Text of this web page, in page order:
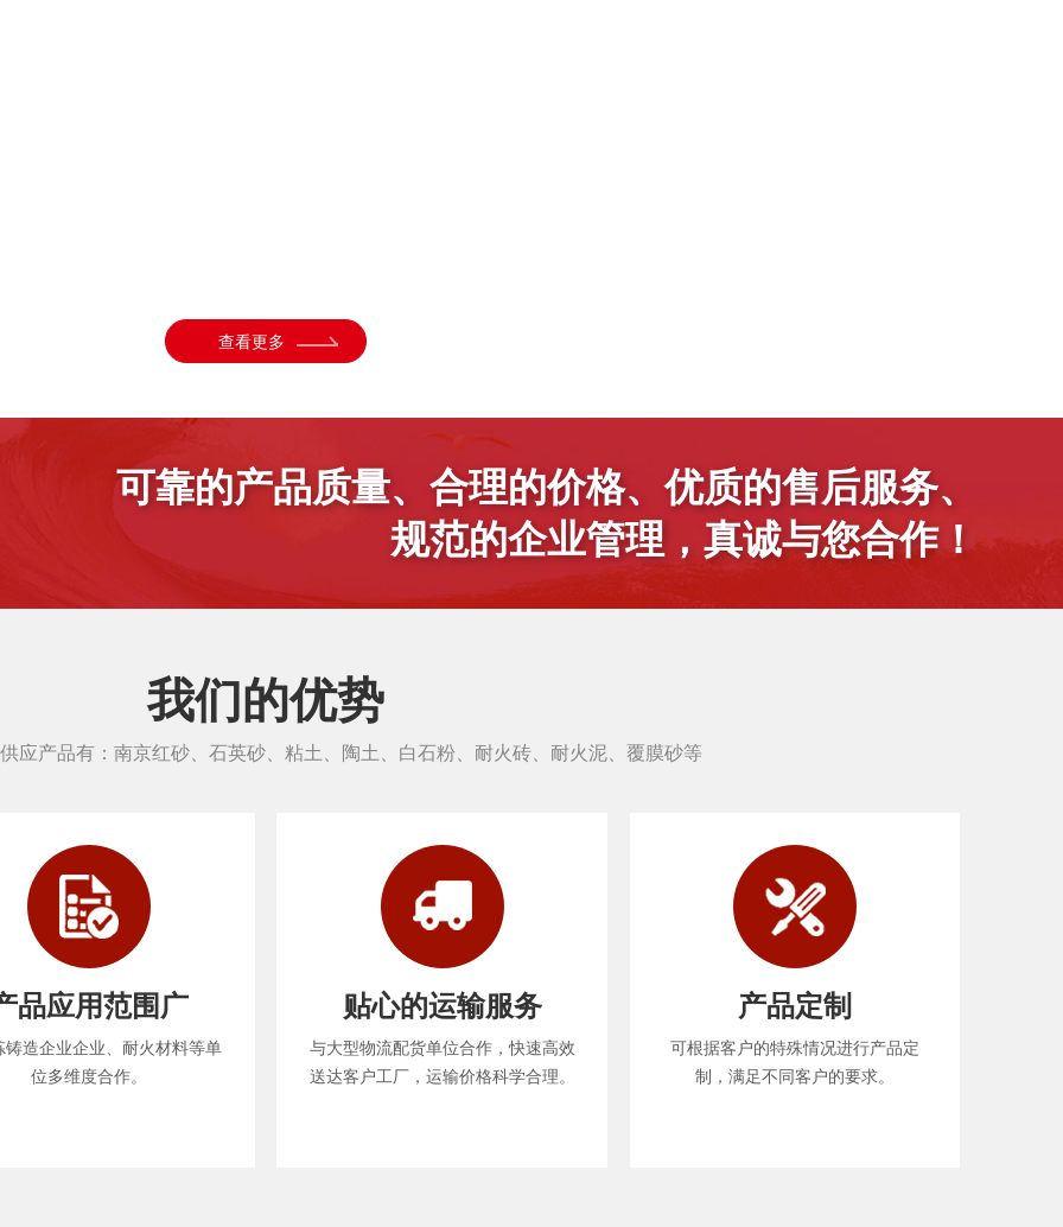
查看更多
可靠的产品质量、合理的价格、优质的售后服务、
规范的企业管理，真诚与您合作！
我们的优势
应产品有：南京红砂、石英砂、粘土、陶土、白石粉、耐火砖、耐火泥、覆膜砂等
品应用范围广
铸造企业企业、耐火材料等单
位多维度合作。
贴心的运输服务
与大型物流配货单位合作，快速高效
送达客户工厂，运输价格科学合理。
产品定制
可根据客户的特殊情况进行产品定
制，满足不同客户的要求。